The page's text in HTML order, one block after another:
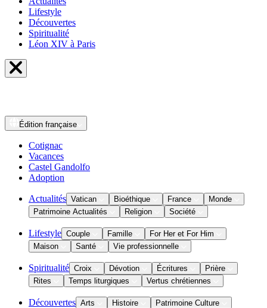
Lifestyle
Découvertes
Spiritualité
Léon XIV à Paris
Édition française
Cotignac
Vacances
Castel Gandolfo
Adoption
Actualités Vatican Bioéthique France
Monde
Patrimoine Actualités
Religion Société
Lifestyle Couple Famille
For Her et For Him
Maison
Santé Vie professionnelle
Spiritualité Croix Dévotion Écritures
Prière
Rites
Temps liturgiques Vertus chrétiennes
Découvertes Arts Histoire
Patrimoine Culture